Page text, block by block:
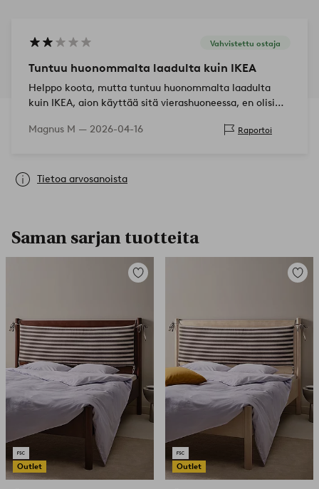
Vahvistettu ostaja
Tuntuu huonommalta laadulta kuin IKEA
Helppo koota, mutta tuntuu huonommalta laadulta
kuin IKEA, aion käyttää sitä vierashuoneessa, en olisi
Magnus M — 2026-04-16 Raportoi
Tietoa arvosanoista
Saman sarjan tuotteita
Outlet
Lisää
Outlet
Lisää